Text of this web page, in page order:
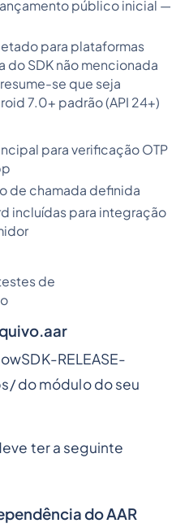
público inicial —
para plataformas
do SDK não mencionada
se que seja
7.0+ padrão (API 24+)
para verificação OTP
de chamada definida
incluídas para integração
de
RELEASE-
do módulo do seu
ter a seguinte
do AAR